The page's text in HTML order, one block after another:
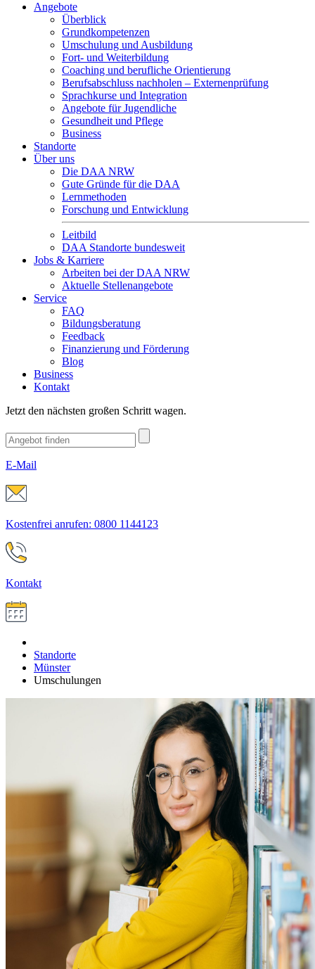
Angebote
Überblick
Grundkompetenzen
Umschulung und Ausbildung
Fort- und Weiterbildung
Coaching und berufliche Orientierung
Berufsabschluss nachholen – Externenprüfung
Sprachkurse und Integration
Angebote für Jugendliche
Gesundheit und Pflege
Business
Standorte
Über uns
Die DAA NRW
Gute Gründe für die DAA
Lernmethoden
Forschung und Entwicklung
Leitbild
DAA Standorte bundesweit
Jobs & Karriere
Arbeiten bei der DAA NRW
Aktuelle Stellenangebote
Service
FAQ
Bildungsberatung
Feedback
Finanzierung und Förderung
Blog
Business
Kontakt
Jetzt den nächsten großen Schritt wagen.
E-Mail
Kostenfrei anrufen: 0800 1144123
Kontakt
Standorte
Münster
Umschulungen